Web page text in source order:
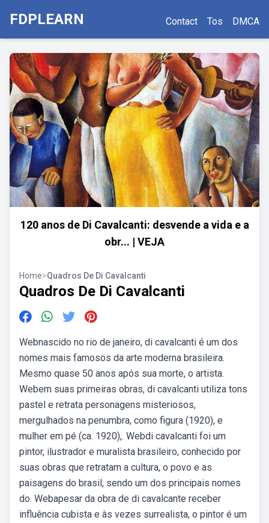
FDPLEARN Contact Tos DMCA
120 anos de Di Cavalcanti: desvende a vida e a
obr... | VEJA
Home>Quadros De Di Cavalcanti
Quadros De Di Cavalcanti
Webnascido no rio de janeiro, di cavalcanti é um dos
nomes mais famosos da arte moderna brasileira.
Mesmo quase 50 anos após sua morte, o artista.
Webem suas primeiras obras, di cavalcanti utiliza tons
pastel e retrata personagens misteriosos,
mergulhados na penumbra, como figura (1920), e
mulher em pé (ca. 1920),. Webdi cavalcanti foi um
pintor, ilustrador e muralista brasileiro, conhecido por
suas obras que retratam a cultura, o povo e as
paisagens do brasil, sendo um dos principais nomes
do. Webapesar da obra de di cavalcante receber
influência cubista e às vezes surrealista, o pintor é um